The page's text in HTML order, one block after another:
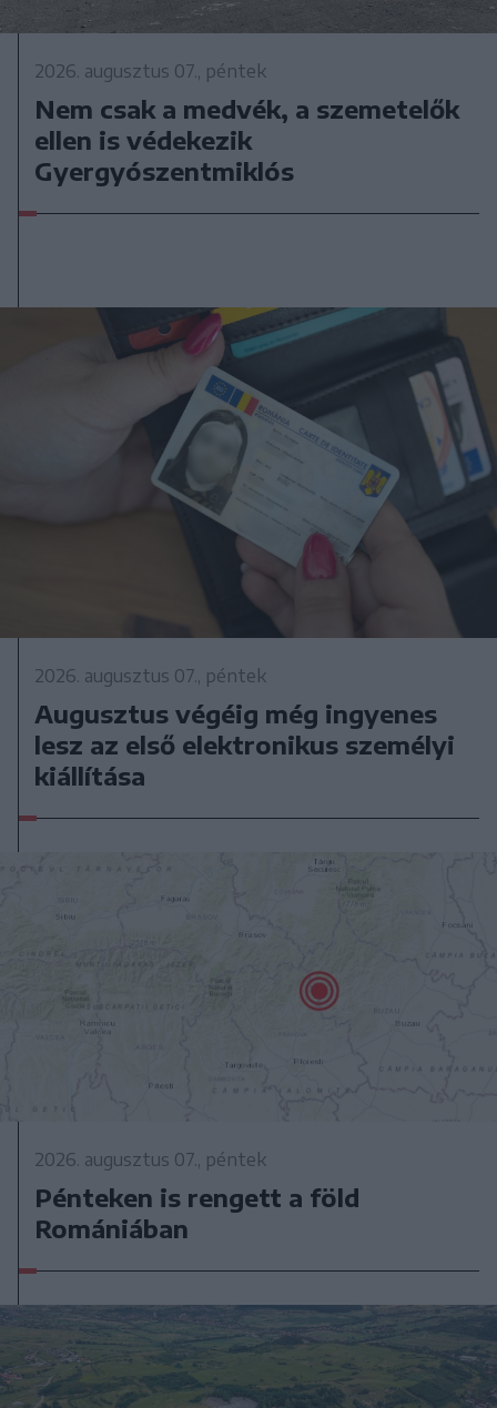
2026. augusztus 07., péntek
Nem csak a medvék, a szemetelők
ellen is védekezik
Gyergyószentmiklós
2026. augusztus 07., péntek
Augusztus végéig még ingyenes
lesz az első elektronikus személyi
kiállítása
2026. augusztus 07., péntek
Pénteken is rengett a föld
Romániában